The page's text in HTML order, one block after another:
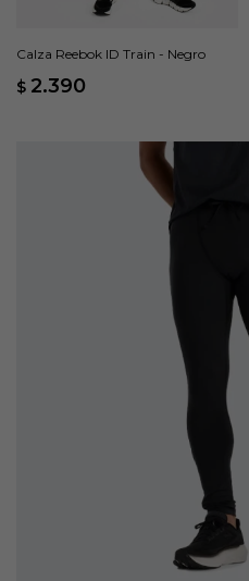
Calza Reebok ID Train - Negro
$ 2.390